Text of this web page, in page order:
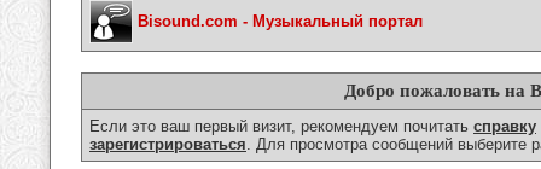
Bisound.com - Музыкальный портал
Добро пожаловать на
Если это ваш первый визит, рекомендуем почитать справку
зарегистрироваться. Для просмотра сообщений выберите